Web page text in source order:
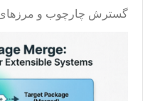
گسترش چارچوب و مرزهای